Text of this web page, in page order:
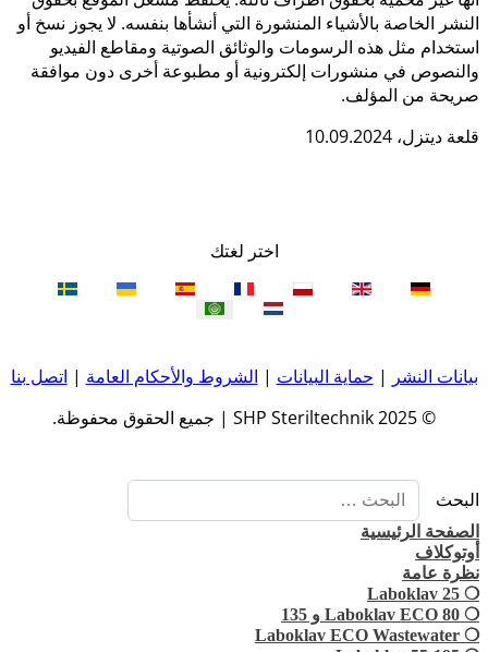
النشر الخاصة بالأشياء المنشورة التي أنشأها بنفسه. لا يجوز نسخ أو
استخدام مثل هذه الرسومات والوثائق الصوتية ومقاطع الفيديو
والنصوص في منشورات إلكترونية أو مطبوعة أخرى دون موافقة
صريحة من المؤلف.
قلعة ديتزل، 10.09.2024
اختر لغتك
بيانات النشر | حماية البيانات | الشروط والأحكام العامة | اتصل بنا
© 2025 SHP Steriltechnik | جميع الحقوق محفوظة.
البحث
الصفحة الرئيسية
أوتوكلاف
نظرة عامة
❍ Laboklav 25
❍ Laboklav ECO 80 و 135
❍ Laboklav ECO Wastewater